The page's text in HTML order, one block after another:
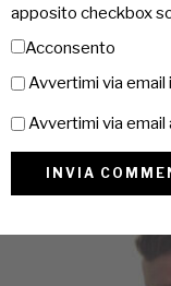
apposito checkbox
Acconsento
Avvertimi via
Avvertimi via email